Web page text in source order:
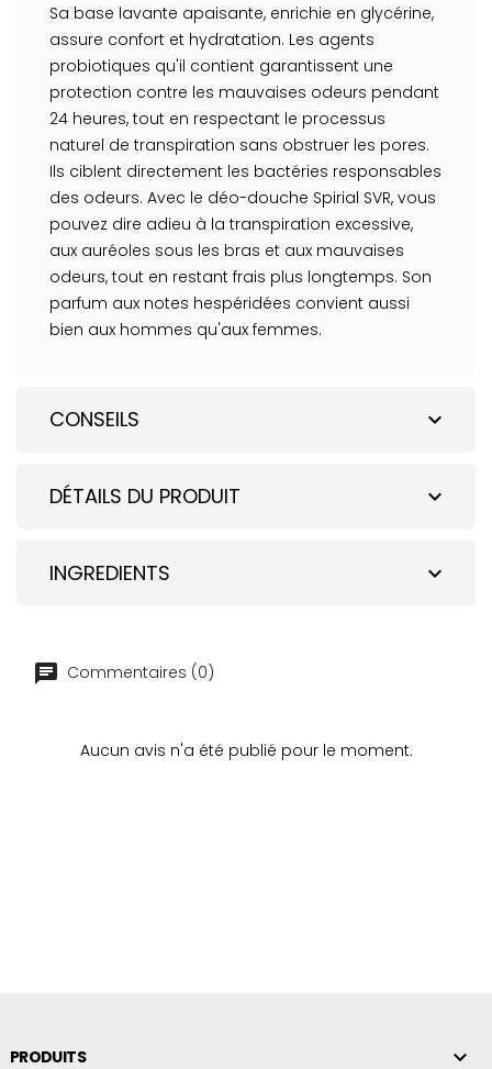
Sa base lavante apaisante, enrichie en glycérine,
assure confort et hydratation. Les agents
probiotiques qu'il contient garantissent une
protection contre les mauvaises odeurs pendant
24 heures, tout en respectant le processus
naturel de transpiration sans obstruer les pores.
Ils ciblent directement les bactéries responsables
des odeurs. Avec le déo-douche Spirial SVR, vous
pouvez dire adieu à la transpiration excessive,
aux auréoles sous les bras et aux mauvaises
odeurs, tout en restant frais plus longtemps. Son
parfum aux notes hespéridées convient aussi
bien aux hommes qu'aux femmes.
expand_more
CONSEILS
expand_more
DÉTAILS DU PRODUIT
expand_more
INGREDIENTS
Commentaires (0)
Aucun avis n'a été publié pour le moment.
PRODUITS 